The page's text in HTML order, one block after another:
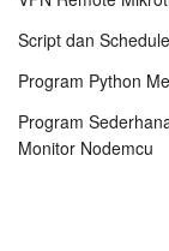
Script dan
Program Python
Program
Monitor Nodemcu